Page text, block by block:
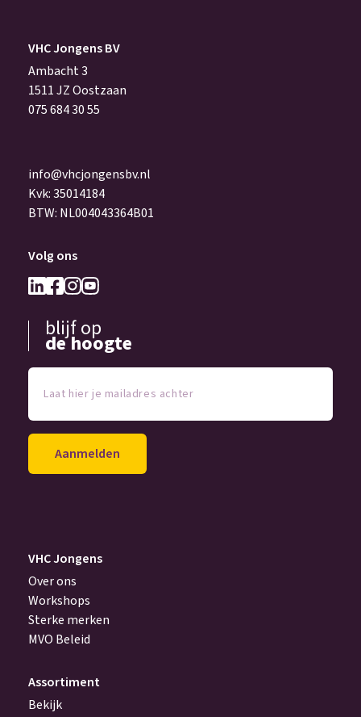
VHC Jongens BV
Ambacht 3
1511 JZ Oostzaan
075 684 30 55
info@vhcjongensbv.nl
Kvk: 35014184
BTW: NL004043364B01
Volg ons
blijf op
de hoogte
je
achter
VHC Jongens
Over ons
Workshops
Sterke merken
MVO Beleid
Assortiment
Bekijk